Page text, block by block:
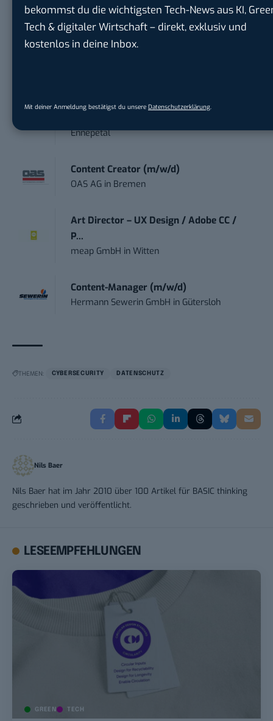
bekommst du die wichtigsten Tech-News aus KI,
Tech & digitaler Wirtschaft – direkt, exklusiv und
kostenlos in deine Inbox.
Mit deiner Anmeldung bestätigst du unsere Datenschutzerklärung
Marketing Manager – Content
Marketing /...
Acura Fachklinik GmbH
Te...
Ennepetal
Content Creator (m/w/d)
OAS AG in Bremen
Art Director – UX Design / Adobe CC /
P...
meap GmbH inWitten
Content-Manager (m/w/d)
Hermann Sewerin GmbH in Gütersloh
THEMEN: CYBERSECURITY DATENSCHUTZ
Nils Baer
Nils Baer hat im Jahr 2010 über 100 Artikel für BASIC thinking
geschrieben und veröffentlicht.
LESEEMPFEHLUNGEN
GREEN TECH